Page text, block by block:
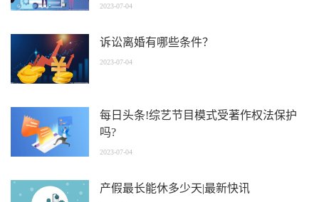
2023-07-04
诉讼离婚有哪些条件？
2023-07-04
每日头条!综艺节目模式受著作权法保护
吗?
2023-07-04
产假最长能休多少天|最新快讯